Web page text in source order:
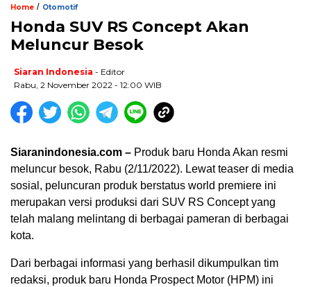
Home / Otomotif
Honda SUV RS Concept Akan
Meluncur Besok
Siaran Indonesia - Editor
Rabu, 2 November 2022 - 12:00 WIB
Siaranindonesia.com – Produk baru Honda Akan resmi
meluncur besok, Rabu (2/11/2022). Lewat teaser di media
sosial, peluncuran produk berstatus world premiere ini
merupakan versi produksi dari SUV RS Concept yang
telah malang melintang di berbagai pameran di berbagai
kota.
Dari berbagai informasi yang berhasil dikumpulkan tim
redaksi, produk baru Honda Prospect Motor (HPM) ini